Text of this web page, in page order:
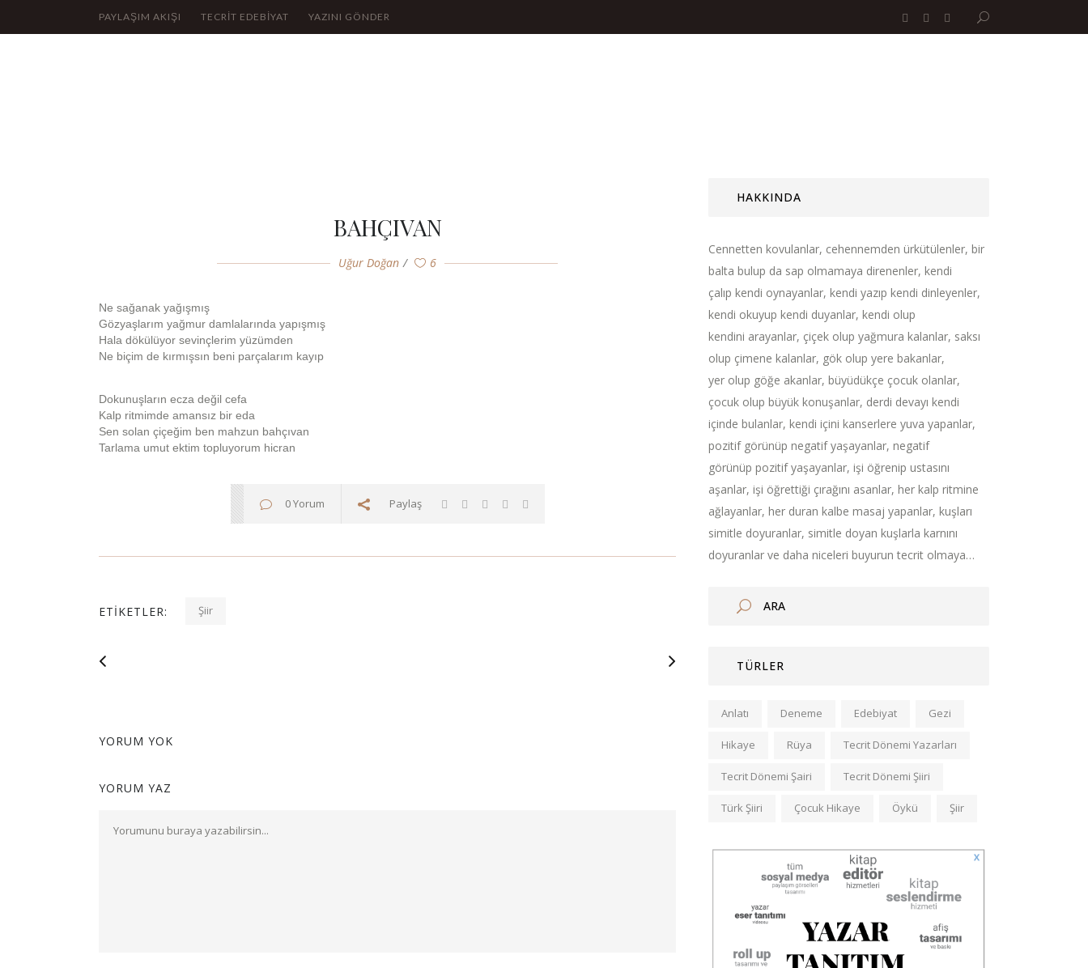
PAYLAŞIM AKIŞI TECRİT EDEBİYAT YAZINI GÖNDER
BAHÇIVAN
Uğur Doğan 6
Ne sağanak yağışmış
Gözyaşlarım yağmur damlalarında yapışmış
Hala dökülüyor sevinçlerim yüzümden
Ne biçim de kırmışsın beni parçalarım kayıp
Dokunuşların ecza değil cefa
Kalp ritmimde amansız bir eda
Sen solan çiçeğim ben mahzun bahçıvan
Tarlama umut ektim topluyorum hicran
0 Yorum Paylaş
ETIKETLER: Şiir
YORUM YOK
YORUM YAZ
HAKKINDA
Cennetten kovulanlar, cehennemden ürkütülenler, bir
balta bulup da sap olmamaya direnenler, kendi
çalıp kendi oynayanlar, kendi yazıp kendi dinleyenler,
kendi okuyup kendi duyanlar, kendi olup
kendini arayanlar, çiçek olup yağmura kalanlar, saksı
olup çimene kalanlar, gök olup yere bakanlar,
yer olup göğe akanlar, büyüdükçe çocuk olanlar,
çocuk olup büyük konuşanlar, derdi devayı kendi
içinde bulanlar, kendi içini kanserlere yuva yapanlar,
pozitif görünüp negatif yaşayanlar, negatif
görünüp pozitif yaşayanlar, işi öğrenip ustasını
aşanlar, işi öğrettiği çırağını asanlar, her kalp ritmine
ağlayanlar, her duran kalbe masaj yapanlar, kuşları
simitle doyuranlar, simitle doyan kuşlarla karnını
doyuranlar ve daha niceleri buyurun tecrit olmaya…
TÜRLER
Anlatı Deneme Edebiyat Gezi
Hikaye Rüya Tecrit Dönemi Yazarları
Tecrit Dönemi Şairi Tecrit Dönemi Şiiri
Türk Şiiri Çocuk Hikaye Öykü Şiir